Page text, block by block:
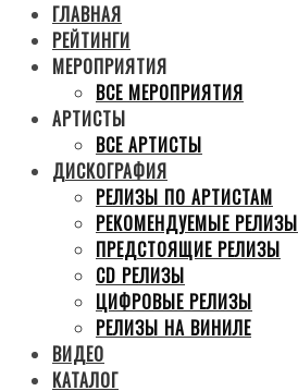
ГЛАВНАЯ
РЕЙТИНГИ
МЕРОПРИЯТИЯ
ВСЕ МЕРОПРИЯТИЯ
АРТИСТЫ
ВСЕ АРТИСТЫ
ДИСКОГРАФИЯ
РЕЛИЗЫ ПО АРТИСТАМ
РЕКОМЕНДУЕМЫЕ РЕЛИЗЫ
ПРЕДСТОЯЩИЕ РЕЛИЗЫ
CD РЕЛИЗЫ
ЦИФРОВЫЕ РЕЛИЗЫ
РЕЛИЗЫ НА ВИНИЛЕ
ВИДЕО
КАТАЛОГ